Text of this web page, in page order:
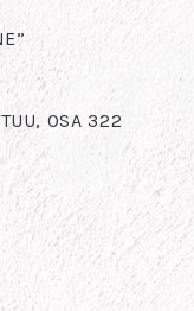
OSA 322